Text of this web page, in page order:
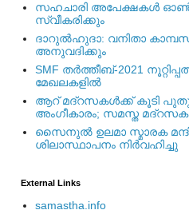
സഹചാരി അപേക്ഷകൾ
സ്വീകരിക്കും
ദാറുല്‍ഹുദാ: വനിതാ
അനുവദിക്കും
SMF തര്‍ത്തീബ്-2021
മേഖലകളില്‍
ആറ് മദ്റസകള്‍ക്ക് കൂടി
അംഗീകാരം; സമസ്ത
സൈനുല്‍ ഉലമാ സ്മാരക
ശിലാസ്ഥാപനം നിര്‍വഹിച്ചു
External ‎Links
samastha.info